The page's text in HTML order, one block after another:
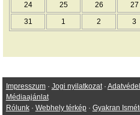
24 25 26 27
31 1 2 3
Impresszum· Jogi nyilatkozat·
Médiaajánlat
Rólunk· Webhely térkép· Gyakran